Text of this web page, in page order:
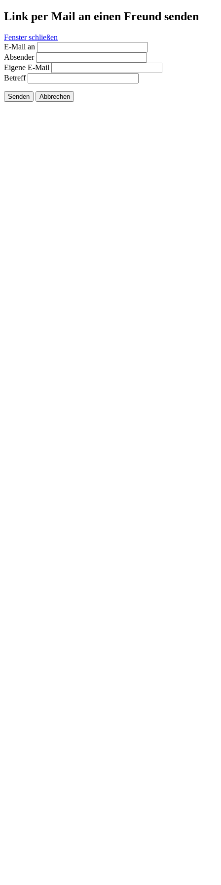
Link per Mail an einen Freund senden
Fenster schließen
E-Mail an
Absender
Eigene E-Mail
Betreff
Senden Abbrechen